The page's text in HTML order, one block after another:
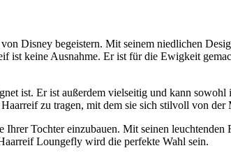
Disney begeistern. Mit seinem niedlichen
ist keine Ausnahme. Er ist für die Ewigkeit
ist. Er ist außerdem vielseitig und kann sowohl
zu tragen, mit dem sie sich stilvoll von der
Tochter einzubauen. Mit seinen leuchtenden
Loungefly wird die perfekte Wahl sein.